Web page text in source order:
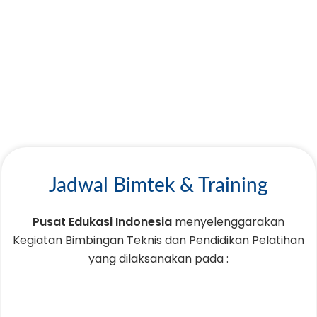
Jadwal Bimtek & Training
Pusat Edukasi Indonesia menyelenggarakan
Kegiatan Bimbingan Teknis dan Pendidikan Pelatihan
yang dilaksanakan pada :